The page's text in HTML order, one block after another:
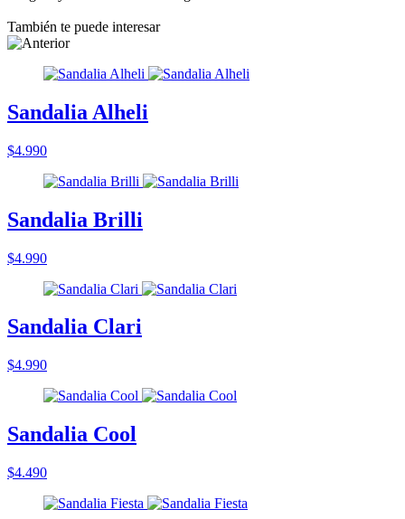
También te puede interesar
Sandalia Alheli
$4.990
Sandalia Brilli
$4.990
Sandalia Clari
$4.990
Sandalia Cool
$4.490